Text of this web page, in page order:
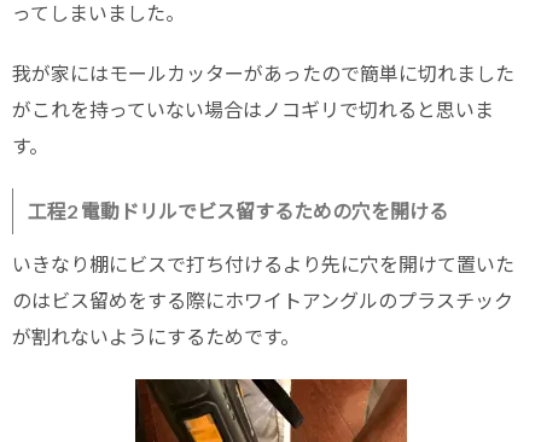
ってしまいました。
我が家にはモールカッターがあったので簡単に切れました
がこれを持っていない場合はノコギリで切れると思いま
す。
工程2 電動ドリルでビス留するための穴を開ける
いきなり棚にビスで打ち付けるより先に穴を開けて置いた
のはビス留めをする際にホワイトアングルのプラスチック
が割れないようにするためです。